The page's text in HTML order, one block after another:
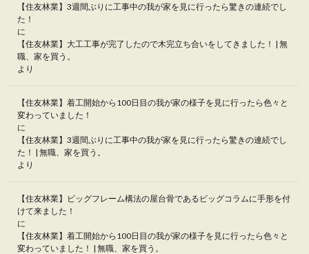
【住友林業】3週間ぶりに工事中の我が家を見に行ったら驚きの連続でし
た！
に
【住友林業】大工工事が完了したので木完立ち合いをしてきました！ | 無
職、家を買う。
より
【住友林業】着工開始から100日目の我が家の様子を見に行ったら色々と
変わっていました！
に
【住友林業】3週間ぶりに工事中の我が家を見に行ったら驚きの連続でし
た！ | 無職、家を買う。
より
【住友林業】ビッグフレーム構法の屋台骨であるビッグコラムに手形を付
けて来ました！
に
【住友林業】着工開始から100日目の我が家の様子を見に行ったら色々と
変わっていました！ | 無職、家を買う。